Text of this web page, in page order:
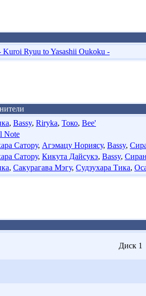
Kuroi Ryuu to Yasashii Oukoku -
, Bassy, Riryka, Токо, Bee'
Note
Сатору, Агэмацу Нориясу, Bassy,
Сатору, Кикута Дайсукэ, Bassy,
, Сакурагава Мэгу, Судзухара Тика,
Диск 1